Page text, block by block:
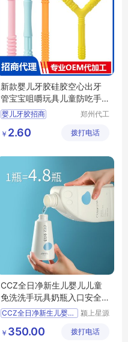
新款婴儿牙胶硅胶空心出牙
管宝宝咀嚼玩具儿童防吃手
磨牙棒招商代理 定制批发
婴儿牙胶招商
防吃手磨牙棒批发
硅胶牙膏代理
郑州代工
技有限公
￥ 2.60 拨打电话
CCZ全日净新生儿婴儿儿童
免洗洗手玩具奶瓶入口安全
消毒液补充装
CCZ全日净新生儿婴儿儿
颍上星源
有限公司
￥ 350.00 拨打电话